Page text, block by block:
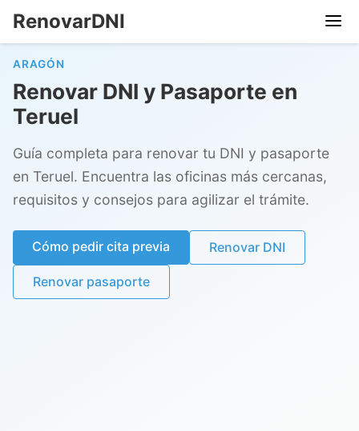
RenovarDNI
ARAGÓN
Renovar DNI y Pasaporte en
Teruel
Guía completa para renovar tu DNI y pasaporte
en Teruel. Encuentra las oficinas más cercanas,
requisitos y consejos para agilizar el trámite.
Cómo pedir cita previa Renovar DNI
Renovar pasaporte